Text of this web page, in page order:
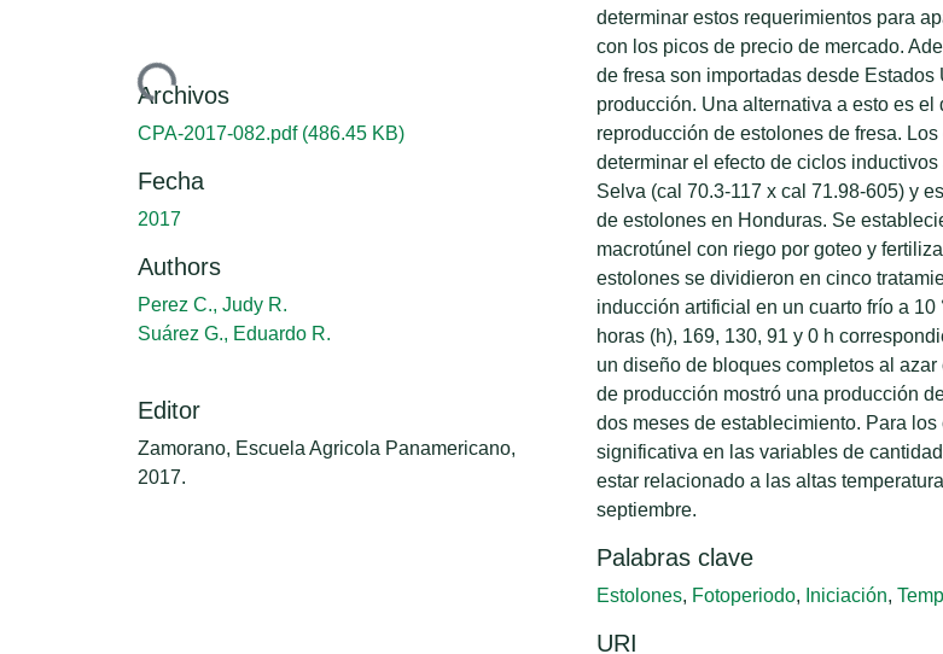
Cargando...Archivos
CPA-2017-082.pdf (486.45 KB)
Fecha
2017
Authors
Perez C., Judy R.
Suárez G., Eduardo R.
Editor
Zamorano, Escuela Agricola Panamericano,
2017.
determinar estos requerimientos para
con los picos de precio de mercado.
de fresa son importadas desde
producción. Una alternativa a esto es
reproducción de estolones de fresa.
determinar el efecto de ciclos
Selva (cal 70.3-117 x cal 71.98-605) y
de estolones en Honduras. Se
macrotúnel con riego por goteo y
estolones se dividieron en cinco
inducción artificial en un cuarto frío a
horas (h), 169, 130, 91 y 0 h
un diseño de bloques completos al
de producción mostró una producción
dos meses de establecimiento. Para
significativa en las variables de
estar relacionado a las altas
septiembre.
Palabras clave
Estolones, Fotoperiodo, Iniciación,
URI